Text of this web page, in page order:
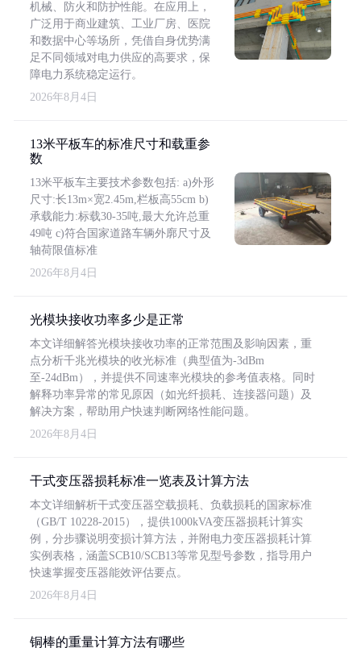
机械、防火和防护性能。在应用上，
广泛用于商业建筑、工业厂房、医院
和数据中心等场所，凭借自身优势满
足不同领域对电力供应的高要求，保
障电力系统稳定运行。
2026年8月4日
13米平板车的标准尺寸和载重参
数
13米平板车主要技术参数包括: a)外形
尺寸:长13m×宽2.45m,栏板高55cm b)
承载能力:标载30-35吨,最大允许总重
49吨 c)符合国家道路车辆外廓尺寸及
轴荷限值标准
2026年8月4日
光模块接收功率多少是正常
本文详细解答光模块接收功率的正常范围及影响因素，重
点分析千兆光模块的收光标准（典型值为-3dBm
至-24dBm），并提供不同速率光模块的参考值表格。同时
解释功率异常的常见原因（如光纤损耗、连接器问题）及
解决方案，帮助用户快速判断网络性能问题。
2026年8月4日
干式变压器损耗标准一览表及计算方法
本文详细解析干式变压器空载损耗、负载损耗的国家标准
（GB/T 10228-2015），提供1000kVA变压器损耗计算实
例，分步骤说明变损计算方法，并附电力变压器损耗计算
实例表格，涵盖SCB10/SCB13等常见型号参数，指导用户
快速掌握变压器能效评估要点。
2026年8月4日
铜棒的重量计算方法有哪些